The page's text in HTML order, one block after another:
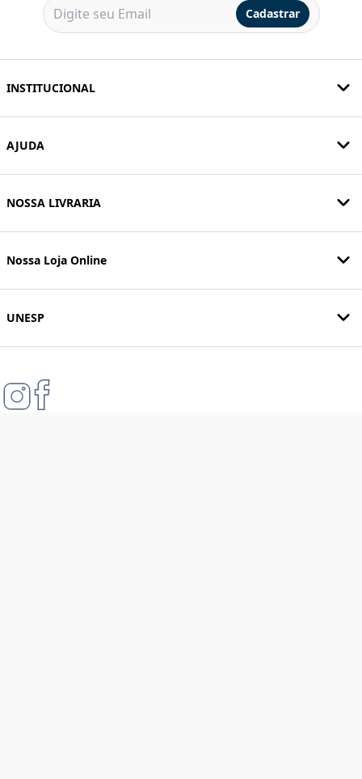
Cadastrar
INSTITUCIONAL
AJUDA
NOSSA LIVRARIA
Nossa Loja Online
UNESP